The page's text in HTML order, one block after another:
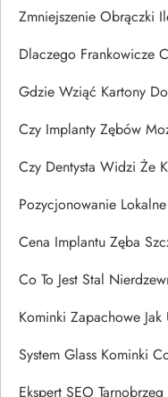
Zmniejszenie Obrączki
Dlaczego Frankowicze
Gdzie Wziąć Kartony
Czy Implanty Zębów
Czy Dentysta Widzi Że
Pozycjonowanie
Cena Implantu Zęba
Co To Jest Stal
Kominki Zapachowe Jak
System Glass Kominki
Ekspert SEO Tarnobrzeg